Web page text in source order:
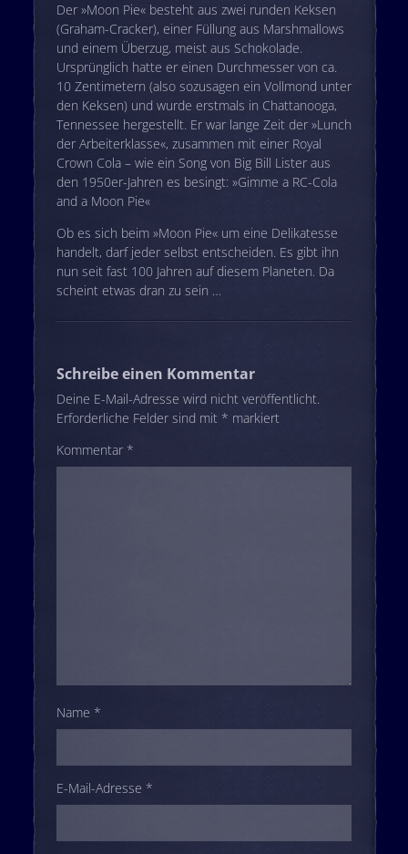
Der »Moon Pie« besteht aus zwei runden Keksen
(Graham-Cracker), einer Füllung aus Marshmallows
und einem Überzug, meist aus Schokolade.
Ursprünglich hatte er einen Durchmesser von ca.
10 Zentimetern (also sozusagen ein Vollmond unter
den Keksen) und wurde erstmals in Chattanooga,
Tennessee hergestellt. Er war lange Zeit der »Lunch
der Arbeiterklasse«, zusammen mit einer Royal
Crown Cola – wie ein Song von Big Bill Lister aus
den 1950er-Jahren es besingt: »Gimme a RC-Cola
and a Moon Pie«
Ob es sich beim »Moon Pie« um eine Delikatesse
handelt, darf jeder selbst entscheiden. Es gibt ihn
nun seit fast 100 Jahren auf diesem Planeten. Da
scheint etwas dran zu sein …
Schreibe einen Kommentar
Deine E-Mail-Adresse wird nicht veröffentlicht.
Erforderliche Felder sind mit * markiert
Kommentar *
Name *
E-Mail-Adresse *